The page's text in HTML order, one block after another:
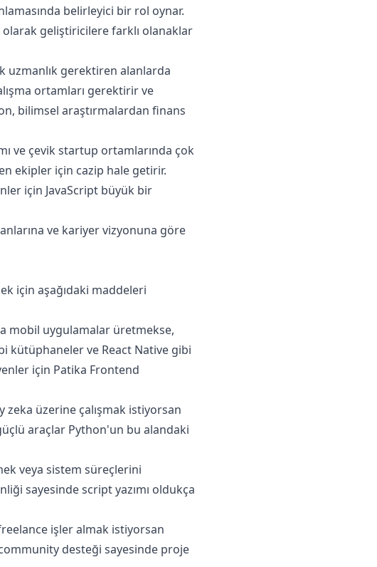
belirleyici bir rol oynar.
olarak geliştiricilere farklı olanaklar
uzmanlık gerektiren alanlarda
ortamları gerektirir ve
bilimsel araştırmalardan finans
ve çevik startup ortamlarında çok
ekipler için cazip hale getirir.
için JavaScript büyük bir
ve kariyer vizyonuna göre
için aşağıdaki maddeleri
mobil uygulamalar üretmekse,
kütüphaneler ve React Native gibi
için Patika Frontend
zeka üzerine çalışmak istiyorsan
araçlar Python'un bu alandaki
veya sistem süreçlerini
sayesinde script yazımı oldukça
işler almak istiyorsan
community desteği sayesinde proje